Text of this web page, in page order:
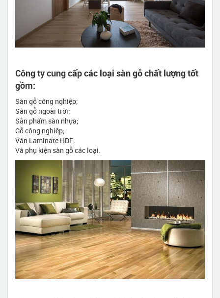
Công ty cung cấp các loại sàn gỗ chất lượng tốt
gồm:
Sàn gỗ công nghiệp;
Sàn gỗ ngoài trời;
Sản phẩm sàn nhựa;
Gỗ công nghiệp;
Ván Laminate HDF;
Và phụ kiện sàn gỗ các loại.